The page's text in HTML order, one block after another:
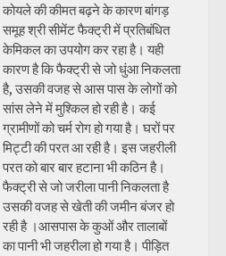
कोयले की कीमत बढ़ने के कारण बांगड़
समूह श्री सीमेंट फैक्ट्री में प्रतिबंधित
केमिकल का उपयोग कर रहा है। यही
कारण है कि फैक्ट्री से जो धुंआ निकलता
है, उसकी वजह से आस पास के लोगों को
सांस लेने में मुश्किल हो रही है। कई
ग्रामीणों को चर्म रोग हो गया है। घरों पर
मिट्टी की परत आ रही है। इस जहरीली
परत को बार बार हटाना भी कठिन है।
फैक्ट्री से जो जरीला पानी निकलता है
उसकी वजह से खेती की जमीन बंजर हो
रही है ।आसपास के कुओं और तालाबों
का पानी भी जहरीला हो गया है। पीड़ित